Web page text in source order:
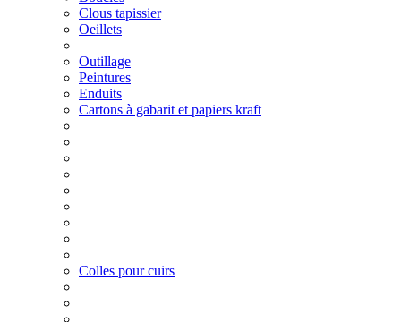
Clous tapissier
Oeillets
Outillage
Peintures
Enduits
Cartons à gabarit et papiers kraft
Colles pour cuirs